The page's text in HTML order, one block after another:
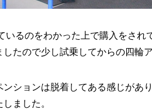
るのをわかった上で購入をされ
たので少し試乗してからの四輪
ションは脱着してある感じがあり
ました。